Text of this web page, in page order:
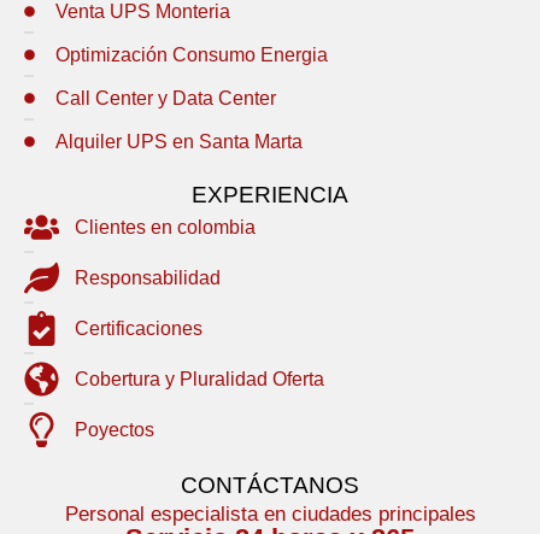
Venta UPS Monteria
Optimización Consumo Energia
Call Center y Data Center
Alquiler UPS en Santa Marta
EXPERIENCIA
Clientes en colombia
Responsabilidad
Certificaciones
Cobertura y Pluralidad Oferta
Poyectos
CONTÁCTANOS
Personal especialista en ciudades principales